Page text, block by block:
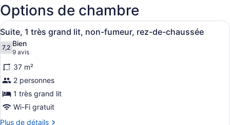
publique
de
Géorgie
de
Middle
Georgia)
Options de chambre
Afficher
toutes
les
photos
pour
ce
type
de
chambre :
Une chambre d’hôtel avec un lit,
5
Suite, 1 très grand lit, non-fumeur, rez-de-chaussée
7,27,2 sur 10
Bien
9 avis
(9 avis)
37 m²
2 personnes
1 très grand lit
Wi-Fi gratuit
Plus de détails
Plus